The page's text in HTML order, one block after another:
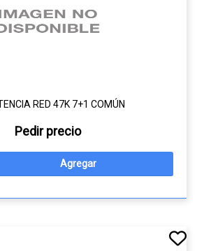
RED 47K 7+1 COMÚN
Pedir precio